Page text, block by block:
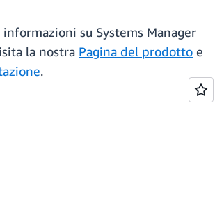
su Systems Manager
la nostra Pagina del prodotto e
.